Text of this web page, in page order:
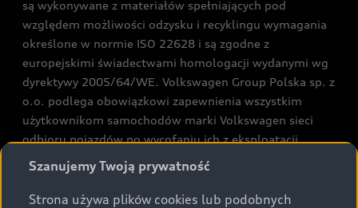
są wykonywane z materiałów spełniających pod
względem możliwości odzysku i recyklingu wymagania
określone w normie ISO 22628 i są zgodne z
europejskimi świadectwami homologacji wydanymi wg
dyrektywy 2005/64/WE. Volkswagen Group Polska sp. z
o.o. podlega obowiązkowi zapewnienia wszystkim
użytkownikom samochodów marki Volkswagen sieci
odbioru pojazdów po wycofaniu ich z eksploatacji,
zgodnie z wymaganiami ustawy z 20 stycznia 2005 r. o
recyklingu pojazdów wycofanych z eksploatacji. Więcej
informacji dotyczących ekologii znajdą Państwo na
Szanujemy Twoją prywatność
Strona używa plików cookies lub podobnych